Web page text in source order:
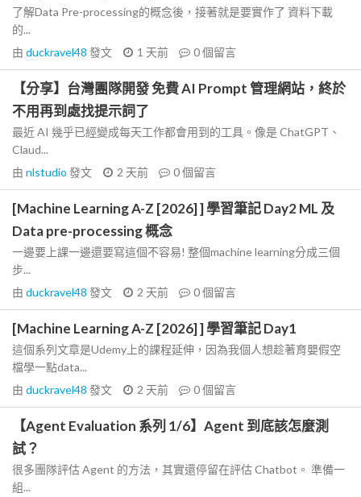
了解Data Pre-processing的概念後，接著就是要實作了 資料下載
的...
由 duckravel48 發文 1 天前 0個留言
【分享】台灣團隊開發 免費 AI Prompt 管理網站，終於
不用再到處找提示詞了
最近 AI 幾乎已經變成每天工作都會用到的工具。像是 ChatGPT、
Claud...
由 nlstudio 發文 2 天前 0個留言
[Machine Learning A-Z [2026] ] 學習筆記 Day2 ML 及
Data pre-processing 概念
一邊要上課一邊還要寫這個不容易! 整個machine learning分成三個
步...
由 duckravel48 發文 2 天前 0個留言
[Machine Learning A-Z [2026] ] 學習筆記 Day1
這個系列文章是Udemy上的課程延伸，因為我個人想趁著育嬰假空
檔學一點data...
由 duckravel48 發文 2 天前 0個留言
【Agent Evaluation 系列 1/6】Agent 到底該怎麼測
試？
很多團隊評估 Agent 的方法，其實還停留在評估 Chatbot。 準備一
組...